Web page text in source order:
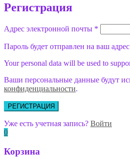
Регистрация
Адрес электронной почты *
Пароль будет отправлен на ваш
Your personal data will be used to
Ваши персональные данные будут
конфиденциальности.
РЕГИСТРАЦИЯ
Уже есть учетная запись? Войти
0
Корзина